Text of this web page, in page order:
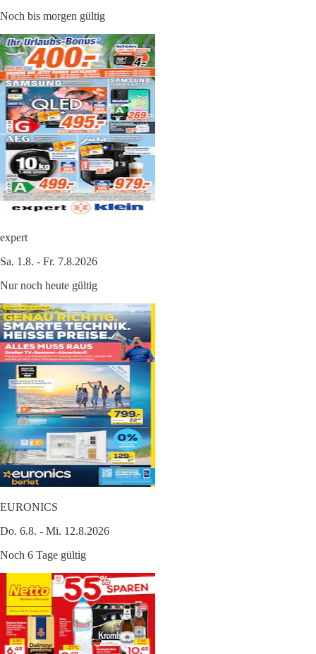
Noch bis morgen gültig
expert
Sa. 1.8. - Fr. 7.8.2026
Nur noch heute gültig
EURONICS
Do. 6.8. - Mi. 12.8.2026
Noch 6 Tage gültig